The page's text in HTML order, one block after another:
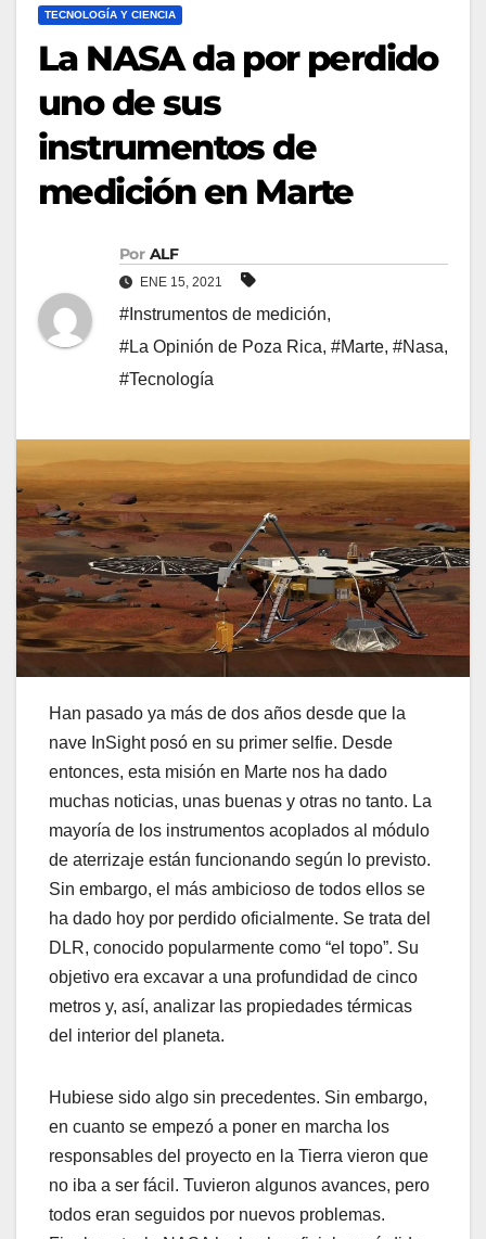
TECNOLOGÍA Y CIENCIA
La NASA da por perdido
uno de sus
instrumentos de
medición en Marte
Por ALF
ENE 15, 2021
#Instrumentos de medición,
#La Opinión de Poza Rica, #Marte, #Nasa,
#Tecnología
Han pasado ya más de dos años desde que la
nave InSight posó en su primer selfie. Desde
entonces, esta misión en Marte nos ha dado
muchas noticias, unas buenas y otras no tanto. La
mayoría de los instrumentos acoplados al módulo
de aterrizaje están funcionando según lo previsto.
Sin embargo, el más ambicioso de todos ellos se
ha dado hoy por perdido oficialmente. Se trata del
DLR, conocido popularmente como “el topo”. Su
objetivo era excavar a una profundidad de cinco
metros y, así, analizar las propiedades térmicas
del interior del planeta.
Hubiese sido algo sin precedentes. Sin embargo,
en cuanto se empezó a poner en marcha los
responsables del proyecto en la Tierra vieron que
no iba a ser fácil. Tuvieron algunos avances, pero
todos eran seguidos por nuevos problemas.